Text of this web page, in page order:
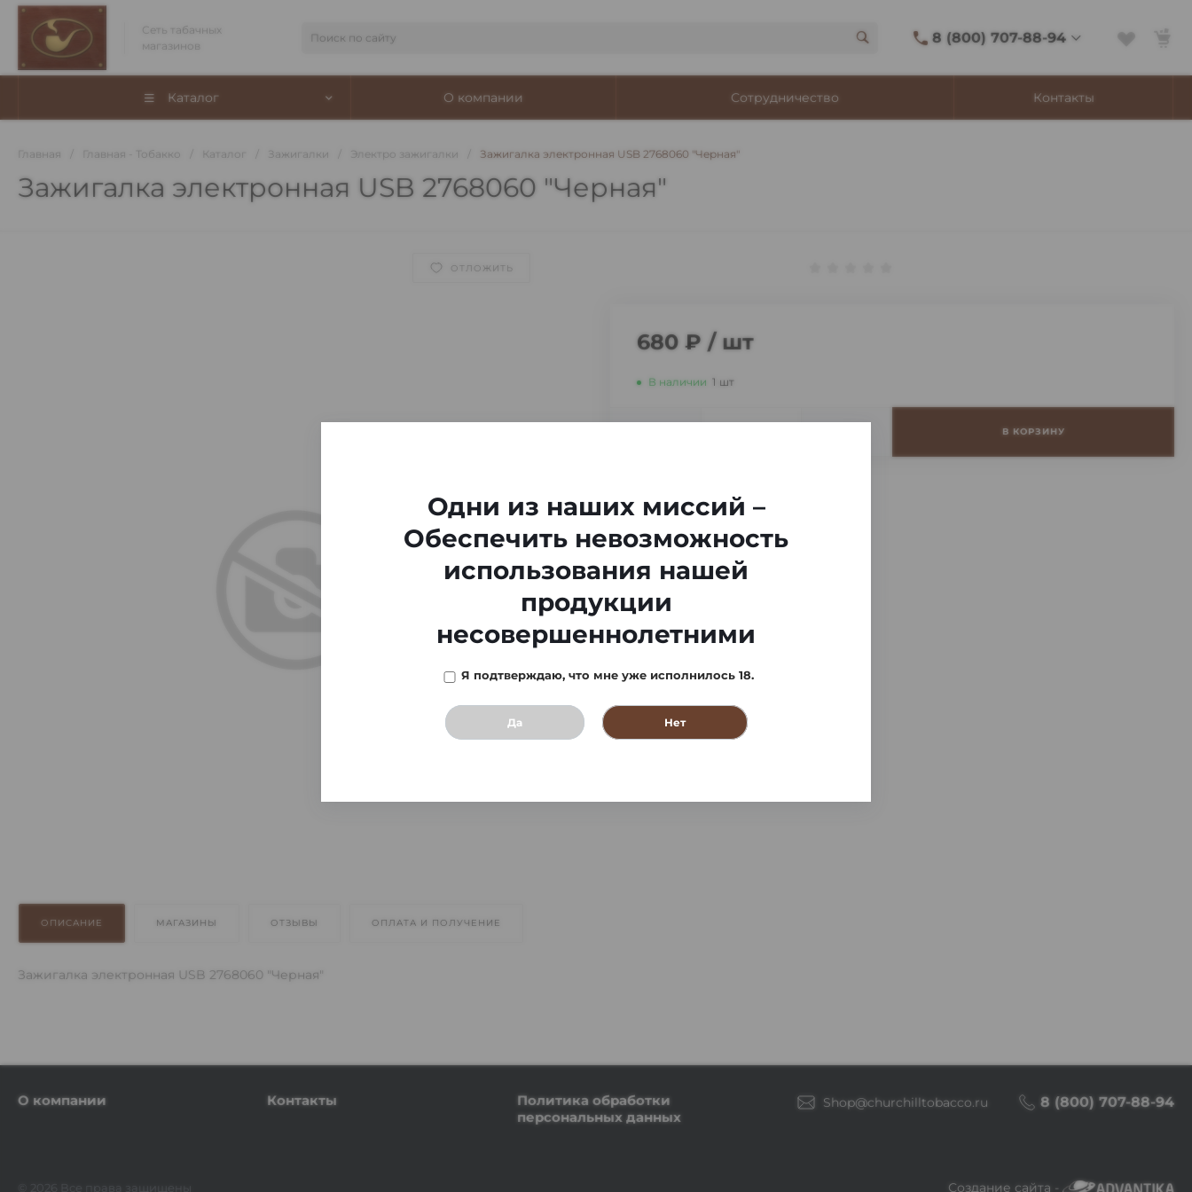
Сеть табачных
магазинов
8 (800) 707-88-94
8 (800) 707-88-94
Адмирала Фокина, 8
Каталог О компании Сотрудничество Контакты
Главная Главная - Тобакко Каталог Зажигалки Электро зажигалки Зажигалка электронная USB 2768060 "Черная"
Зажигалка электронная USB 2768060 "Черная"
ОТЛОЖИТЬ
680 ₽ / шт
В наличии 1 шт
В КОРЗИНУ
ОПИСАНИЕ МАГАЗИНЫ ОТЗЫВЫ ОПЛАТА И ПОЛУЧЕНИЕ
Зажигалка электронная USB 2768060 "Черная"
О компании Контакты
Политика обработки
персональных данных
Shop@churchilltobacco.ru 8 (800) 707-88-94
© 2026 Все права защищены Создание сайта -
Одни из наших миссий –
Обеспечить невозможность
использования нашей
продукции
несовершеннолетними
Я подтверждаю, что мне уже исполнилось 18.
Да Нет